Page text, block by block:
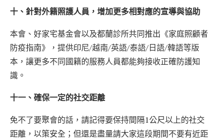
十、針對外籍照護人員，增加更多相對應的宣導與協助
本會、好家宅基金會以及都蘭診所共同推出《家庭照顧者
防疫指南》，提供印尼/越南/英語/泰語/日語/韓語等版
本，讓更多不同國籍的服務人員都能夠接收正確防護知
識。
十一、確保一定的社交距離
免不了要聚會的話，請記得要保持間隔1公尺以上的社交
距離，以策安全；但還是盡量請大家這段期間不要有近距